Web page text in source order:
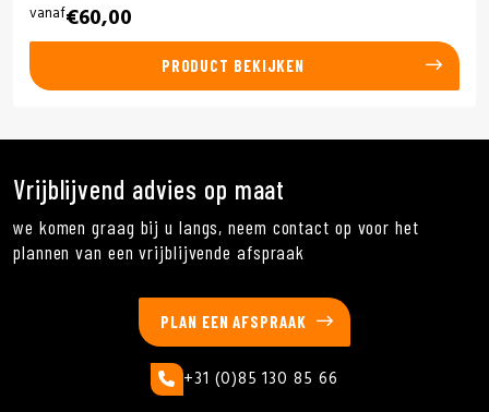
vanaf€60,00
PRODUCT BEKIJKEN
Vrijblijvend advies op maat
we komen graag bij u langs, neem contact op voor het
plannen van een vrijblijvende afspraak
PLAN EEN AFSPRAAK
+31 (0)85 130 85 66